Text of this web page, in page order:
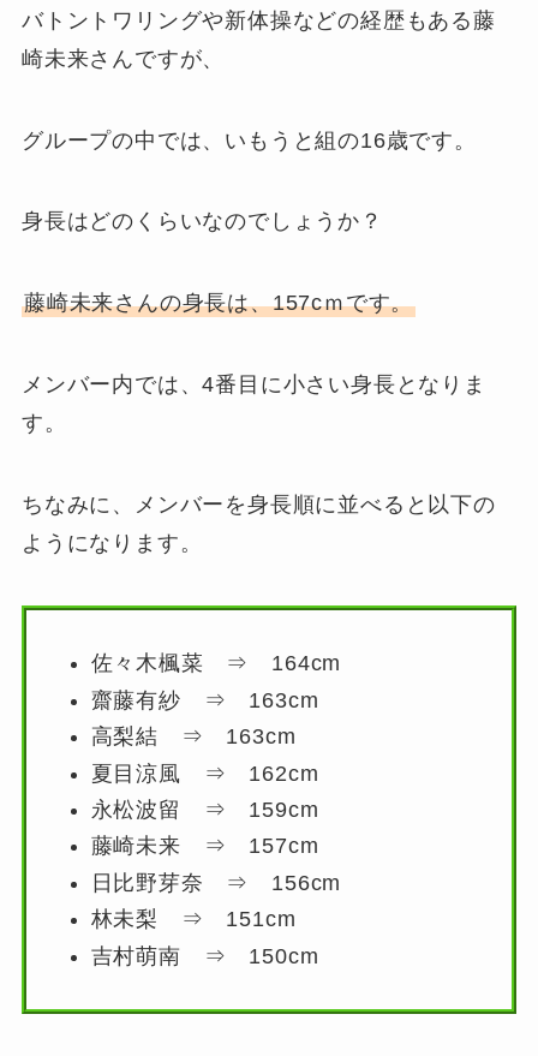
バトントワリングや新体操などの経歴もある藤
崎未来さんですが、
グループの中では、いもうと組の16歳です。
身長はどのくらいなのでしょうか？
藤崎未来さんの身長は、157cｍです。
メンバー内では、4番目に小さい身長となりま
す。
ちなみに、メンバーを身長順に並べると以下の
ようになります。
佐々木楓菜 ⇒ 164cm
齋藤有紗 ⇒ 163cm
高梨結 ⇒ 163cm
夏目涼風 ⇒ 162cm
永松波留 ⇒ 159cm
藤崎未来 ⇒ 157cm
日比野芽奈 ⇒ 156cm
林未梨 ⇒ 151cm
吉村萌南 ⇒ 150cm